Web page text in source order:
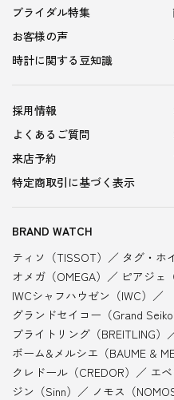
ブライダル特集
お客様の声
時計に関する豆知識
採用情報
よくあるご質問
来店予約
特定商取引に基づく表示
BRAND WATCH
ティソ（TISSOT）
タグ・ホ
オメガ（OMEGA）
ピアジェ
IWCシャフハウゼン（IWC）
グランドセイコー（Grand Seiko
ブライトリング（BREITLING）
ボーム&メルシエ（BAUME &
クレドール（CREDOR）
エ
ジン（Sinn）
ノモス（NOMOS